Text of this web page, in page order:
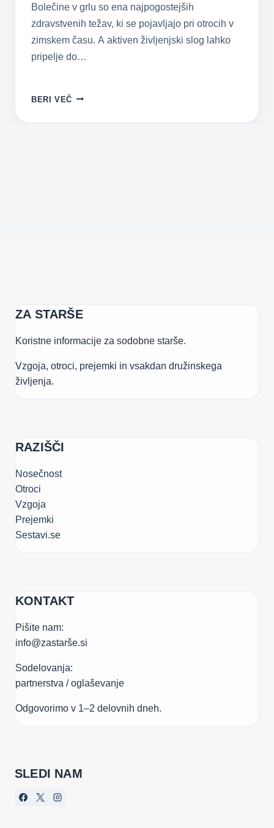
Bolečine v grlu so ena najpogostejših
zdravstvenih težav, ki se pojavljajo pri otrocih v
zimskem času. A aktiven življenjski slog lahko
pripelje do…
BERI VEČ VNETJE
IN
ZA STARŠE
Koristne informacije za sodobne starše.
Vzgoja, otroci, prejemki in vsakdan družinskega
življenja.
RAZIŠČI
Nosečnost
Otroci
Vzgoja
Prejemki
Sestavi.se
KONTAKT
Pišite nam:
info@zastarše.si
Sodelovanja:
partnerstva / oglaševanje
Odgovorimo v 1–2 delovnih dneh.
SLEDI NAM